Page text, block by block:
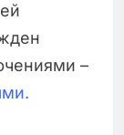
–